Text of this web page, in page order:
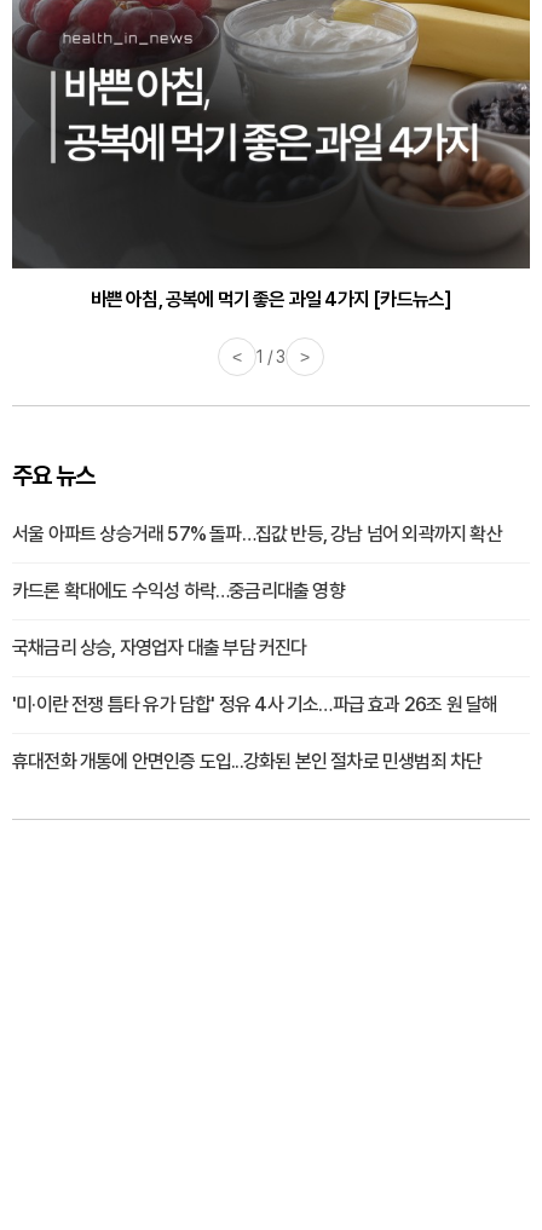
바쁜 아침, 공복에 먹기 좋은 과일 4가지 [카드뉴스]
< 1 / 3 >
주요 뉴스
서울 아파트 상승거래 57% 돌파…집값 반등, 강남 넘어 외곽까지 확산
카드론 확대에도 수익성 하락…중금리대출 영향
국채금리 상승, 자영업자 대출 부담 커진다
'미·이란 전쟁 틈타 유가 담합' 정유 4사 기소…파급 효과 26조 원 달해
휴대전화 개통에 안면인증 도입...강화된 본인 절차로 민생범죄 차단